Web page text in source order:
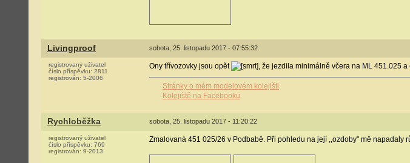
Livingproof sobota, 25. listopadu 2017 - 07:55:32
registrovaný uživatel
číslo příspěvku: 2811
registrován: 5-2006
Ony třívozovky jsou opět , že jezdila minimálně včera na ML 451.025 a
Stránky o mém modelovém kolejišti
Kolejiště na Facebooku
Rychloběžka sobota, 25. listopadu 2017 - 11:20:22
registrovaný uživatel
číslo příspěvku: 769
registrován: 9-2013
Zmalovaná 451 025/26 v Podbabě. Při pohledu na její ,,ozdoby" mě napadaly